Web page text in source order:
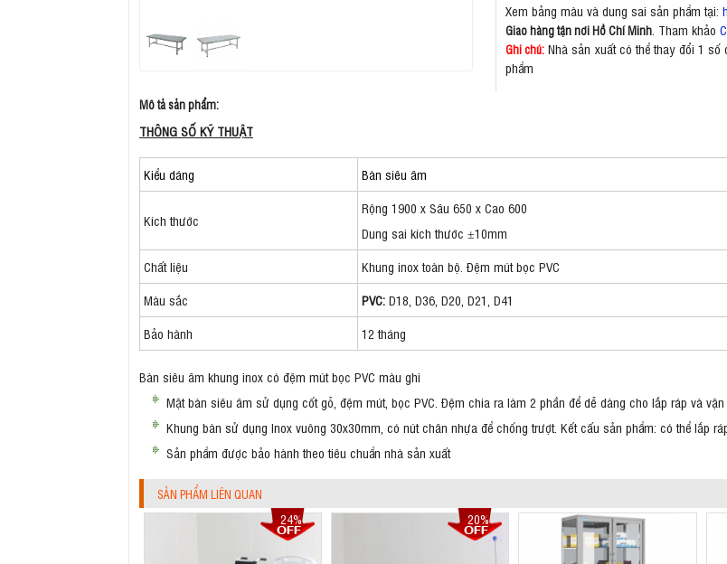
Xem bảng màu và dung sai sản phẩm tại:
Giao hàng tận nơi Hồ Chí Minh. Tham khảo
Ghi chú:Nhà sản xuất có thể thay đổi 1 số
phẩm
Mô tả sản phẩm:
THÔNG SỐ KỸ THUẬT
Kiểu dáng Bàn siêu âm
Kích thước
Rộng 1900 x Sâu 650 x Cao 600
Dung sai kích thước ±10mm
Chất liệu
Khung inox toàn bộ. Đệm mút bọc PVC
Màu sắc
PVC: D18, D36, D20, D21, D41
Bảo hành
12 tháng
Bàn siêu âm khung inox có đệm mút bọc PVC màu ghi
Mặt bàn siêu âm sử dụng cốt gỗ, đệm mút, bọc PVC. Đệm chia ra làm 2 phần để dễ dàng cho lắp ráp và vận
Khung bàn sử dụng Inox vuông 30x30mm, có nút chân nhựa để chống trượt. Kết cấu sản phẩm: có thể lắp
Sản phẩm được bảo hành theo tiêu chuẩn nhà sản xuất
SẢN PHẨM LIÊN QUAN
24% 20%